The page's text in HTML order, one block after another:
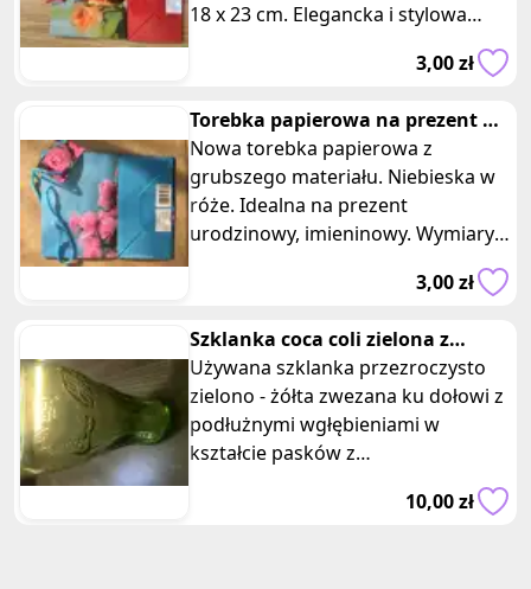
18 x 23 cm. Elegancka i stylowa
3,00 zł
Torebka papierowa na prezent w
kwiaty
Nowa torebka papierowa z
grubszego materiału. Niebieska w
róże. Idealna na prezent
urodzinowy, imieninowy. Wymiary:
3,00 zł
Szklanka coca coli zielona z
podłużnymi paskami Mcdonalds
Używana szklanka przezroczysto
zielono - żółta zwezana ku dołowi z
podłużnymi wgłębieniami w
kształcie pasków z
charakterystycznym napisem Coca-
10,00 zł